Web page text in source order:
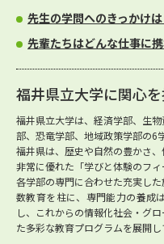
先生の学問へのきっかけは
先輩たちはどんな仕事に
福井県立大学に関心
福井県立大学は、経済学部、生
部、恐竜学部、地域政策学部の6
福井県は、歴史や自然の豊かさ
非常に優れた「学びと体験のフィ
各学部の専門に合わせた充実し
数教育を柱に、専門能力の養成
し、これからの情報化社会・グ
た多彩な教育プログラムを展開し